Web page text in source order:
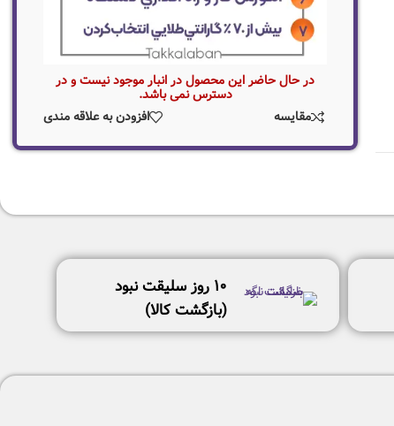
در حال حاضر این محصول در انبار موجود نیست و در
دسترس نمی باشد.
مقایسه
افزودن به علاقه مندی
١٠ روز سليقت نبود
(بازگشت كالا)